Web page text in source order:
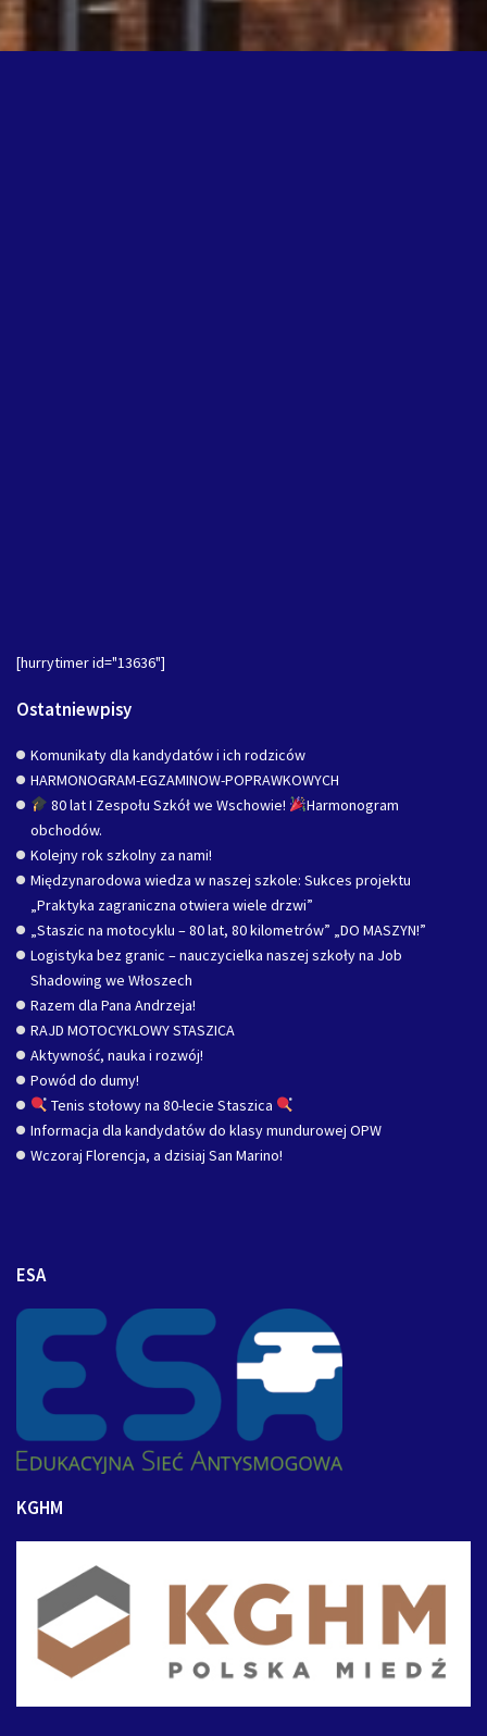
[hurrytimer id="13636"]
Ostatniewpisy
Komunikaty dla kandydatów i ich rodziców
HARMONOGRAM-EGZAMINOW-POPRAWKOWYCH
80 lat I Zespołu Szkół we Wschowie!
Harmonogram
obchodów.
Kolejny rok szkolny za nami!
Międzynarodowa wiedza w naszej szkole: Sukces projektu
„Praktyka zagraniczna otwiera wiele drzwi”
„Staszic na motocyklu – 80 lat, 80 kilometrów” „DO MASZYN!”
Logistyka bez granic – nauczycielka naszej szkoły na Job
Shadowing we Włoszech
Razem dla Pana Andrzeja!
RAJD MOTOCYKLOWY STASZICA
Aktywność, nauka i rozwój!
Powód do dumy!
Tenis stołowy na 80-lecie Staszica
Informacja dla kandydatów do klasy mundurowej OPW
Wczoraj Florencja, a dzisiaj San Marino!
ESA
KGHM